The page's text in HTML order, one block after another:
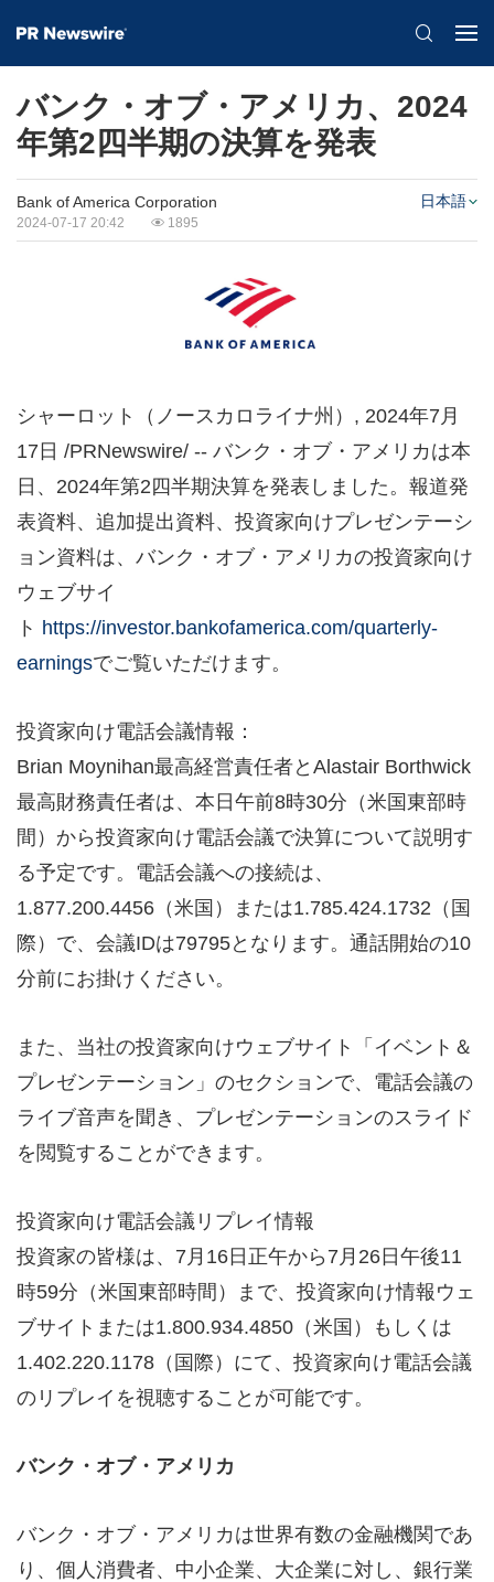
バンク・オブ・アメリカ、2024
年第2四半期の決算を発表
Bank of America Corporation
2024-07-17 20:42 1895
日本語
シャーロット（ノースカロライナ州） , 2024年7月
17日 /PRNewswire/ -- バンク・オブ・アメリカは本
日、2024年第2四半期決算を発表しました。報道発
表資料、追加提出資料、投資家向けプレゼンテーシ
ョン資料は、バンク・オブ・アメリカの投資家向け
ウェブサイ
ト https://investor.bankofamerica.com/quarterly-
earningsでご覧いただけます。
投資家向け電話会議情報：
Brian Moynihan最高経営責任者とAlastair Borthwick
最高財務責任者は、本日午前8時30分（米国東部時
間）から投資家向け電話会議で決算について説明す
る予定です。電話会議への接続は、
1.877.200.4456（米国）または1.785.424.1732（国
際）で、会議IDは79795となります。通話開始の10
分前にお掛けください。
また、当社の投資家向けウェブサイト「イベント＆
プレゼンテーション」のセクションで、電話会議の
ライブ音声を聞き、プレゼンテーションのスライド
を閲覧することができます。
投資家向け電話会議リプレイ情報
投資家の皆様は、7月16日正午から7月26日午後11
時59分（米国東部時間）まで、投資家向け情報ウェ
ブサイトまたは1.800.934.4850（米国）もしくは
1.402.220.1178（国際）にて、投資家向け電話会議
のリプレイを視聴することが可能です。
バンク・オブ・アメリカ
バンク・オブ・アメリカは世界有数の金融機関であ
り、個人消費者、中小企業、大企業に対し、銀行業